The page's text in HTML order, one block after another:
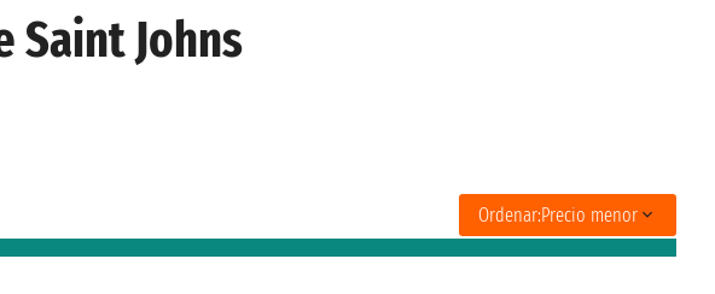
Saint Johns
Ordenar:Precio menor